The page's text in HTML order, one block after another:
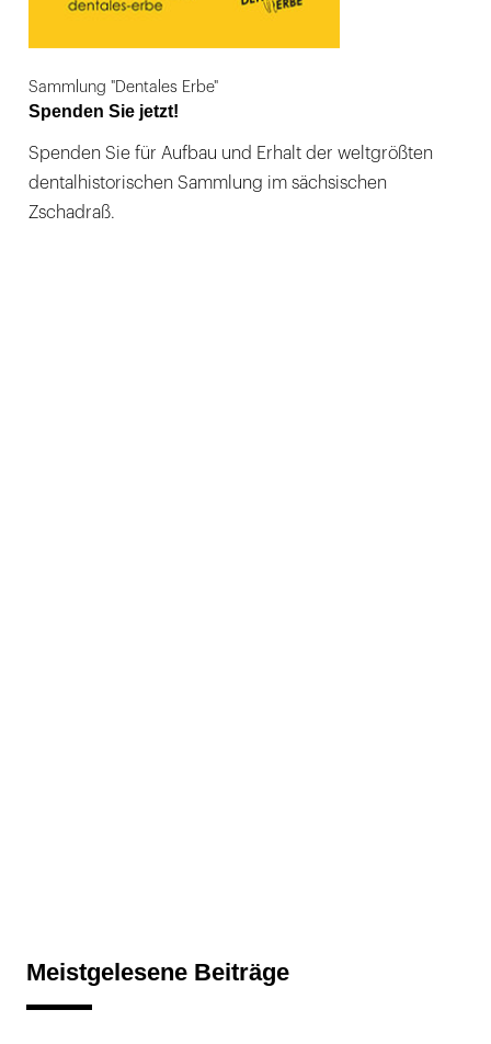
Sammlung "Dentales Erbe"
Spenden Sie jetzt!
Spenden Sie für Aufbau und Erhalt der weltgrößten
dentalhistorischen Sammlung im sächsischen
Zschadraß.
Meistgelesene Beiträge